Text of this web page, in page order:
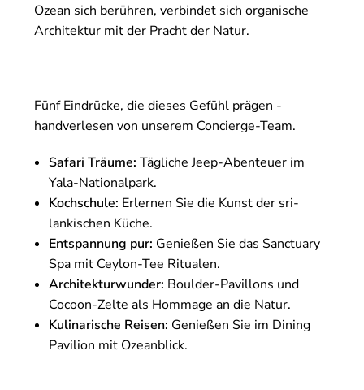
Ozean sich berühren, verbindet sich organische
Architektur mit der Pracht der Natur.
Fünf Eindrücke, die dieses Gefühl prägen -
handverlesen von unserem Concierge-Team.
Safari Träume: Tägliche Jeep-Abenteuer im
Yala-Nationalpark.
Kochschule: Erlernen Sie die Kunst der sri-
lankischen Küche.
Entspannung pur: Genießen Sie das Sanctuary
Spa mit Ceylon-Tee Ritualen.
Architekturwunder: Boulder-Pavillons und
Cocoon-Zelte als Hommage an die Natur.
Kulinarische Reisen: Genießen Sie im Dining
Pavilion mit Ozeanblick.